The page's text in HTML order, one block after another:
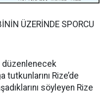
ÜZERİNDE SPORCU
düzenlenecek
Rize’de
söyleyen Rize